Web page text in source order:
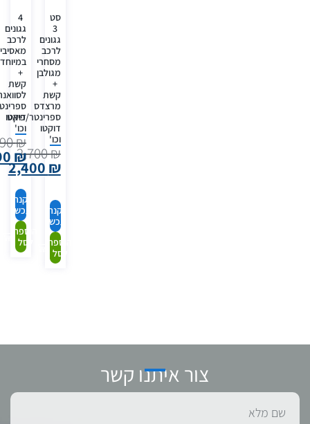
סט
3
גגונים
לרכב
מסחרי
מגולבן
+
קשת
מרצדס
ספרינטר/פיאט
דוקטו
וכו'
2,700₪
2,400 ₪
קנה
עכשיו
הוספה
לסל
4
גגונים
לרכב
במיוחד
+
קשת
דוקטו
וכו'
₪
₪
קנה
עכשיו
הוספה
לסל
צור איתנו קשר